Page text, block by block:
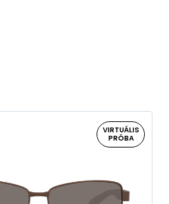
VIRTUÁLIS
PRÓBA